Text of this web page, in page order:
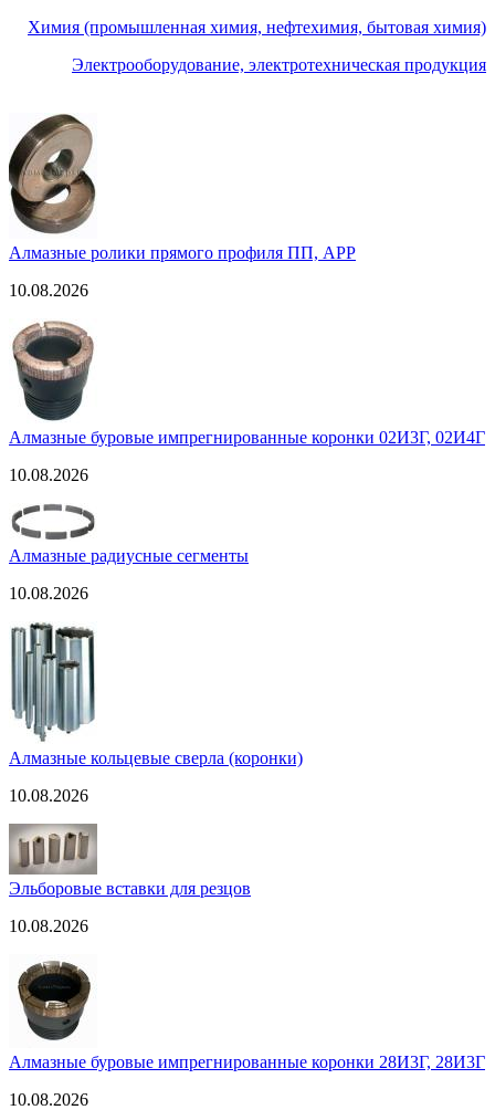
Химия (промышленная химия, нефтехимия, бытовая химия)
Электрооборудование, электротехническая продукция
Алмазные ролики прямого профиля ПП, АРР
10.08.2026
Алмазные буровые импрегнированные коронки 02И3Г, 02И4Г
10.08.2026
Алмазные радиусные сегменты
10.08.2026
Алмазные кольцевые сверла (коронки)
10.08.2026
Эльборовые вставки для резцов
10.08.2026
Алмазные буровые импрегнированные коронки 28И3Г, 28И3Г
10.08.2026